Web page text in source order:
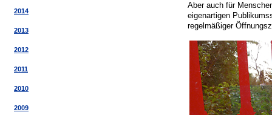
2014
2013
2012
2011
2010
2009
Aber auch für
eigenartigen
regelmäßiger